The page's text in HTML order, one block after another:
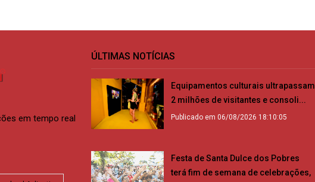
em tempo real
ÚLTIMAS NOTÍCIAS
Equipamentos culturais ultrapassam
2 milhões de visitantes e consoli...
Publicado em 06/08/2026 18:10:05
Festa de Santa Dulce dos Pobres
terá fim de semana de celebrações,